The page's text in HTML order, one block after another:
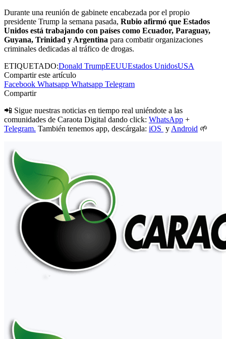
Durante una reunión de gabinete encabezada por el propio
presidente Trump la semana pasada, Rubio afirmó que Estados
Unidos está trabajando con países como Ecuador, Paraguay,
Guyana, Trinidad y Argentina para combatir organizaciones
criminales dedicadas al tráfico de drogas.
ETIQUETADO:Donald TrumpEEUUEstados UnidosUSA
Compartir este artículo
Facebook Whatsapp Whatsapp Telegram
Compartir
📲 Sigue nuestras noticias en tiempo real uniéndote a las
comunidades de Caraota Digital dando click: WhatsApp +
Telegram. También tenemos app, descárgala: iOS y Android 🌱